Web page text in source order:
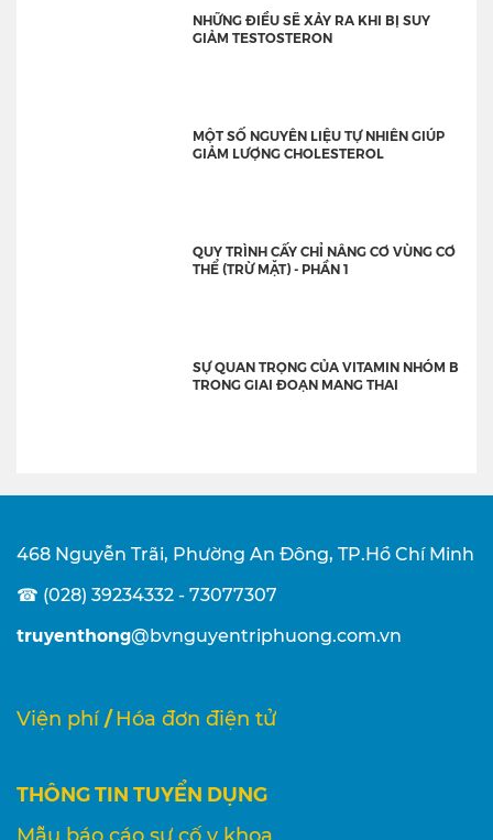
NHỮNG ĐIỀU SẼ XẢY RA KHI BỊ SUY
GIẢM TESTOSTERON
MỘT SỐ NGUYÊN LIỆU TỰ NHIÊN GIÚP
GIẢM LƯỢNG CHOLESTEROL
QUY TRÌNH CẤY CHỈ NÂNG CƠ VÙNG CƠ
THỂ (TRỪ MẶT) - PHẦN 1
SỰ QUAN TRỌNG CỦA VITAMIN NHÓM B
TRONG GIAI ĐOẠN MANG THAI
468 Nguyễn Trãi, Phường An Đông, TP.Hồ Chí Minh
☎ (028) 39234332 - 73077307
truyenthong@bvnguyentriphuong.com.vn
Viện phí / Hóa đơn điện tử
THÔNG TIN TUYỂN DỤNG